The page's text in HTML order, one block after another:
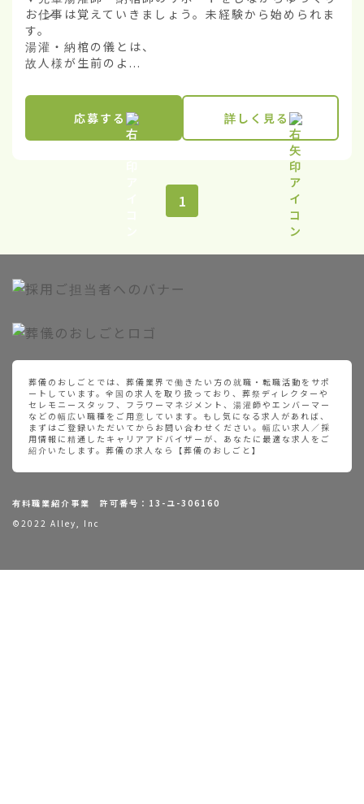
お仕事は覚えていきましょう。未経験から始められま
す。
湯灌・納棺の儀とは、
故人様が生前のよ...
応募する 詳しく見る
1
葬儀のおしごとでは、葬儀業界で働きたい方の就職・転職活動をサポ
ートしています。全国の求人を取り扱っており、葬祭ディレクターや
セレモニースタッフ、フラワーマネジメント、湯灌師やエンバーマー
などの幅広い職種をご用意しています。もし気になる求人があれば、
まずはご登録いただいてからお問い合わせください。幅広い求人／採
用情報に精通したキャリアアドバイザーが、あなたに最適な求人をご
紹介いたします。葬儀の求人なら【葬儀のおしごと】
有料職業紹介事業 許可番号：13-ユ-306160
©2022 Alley, Inc